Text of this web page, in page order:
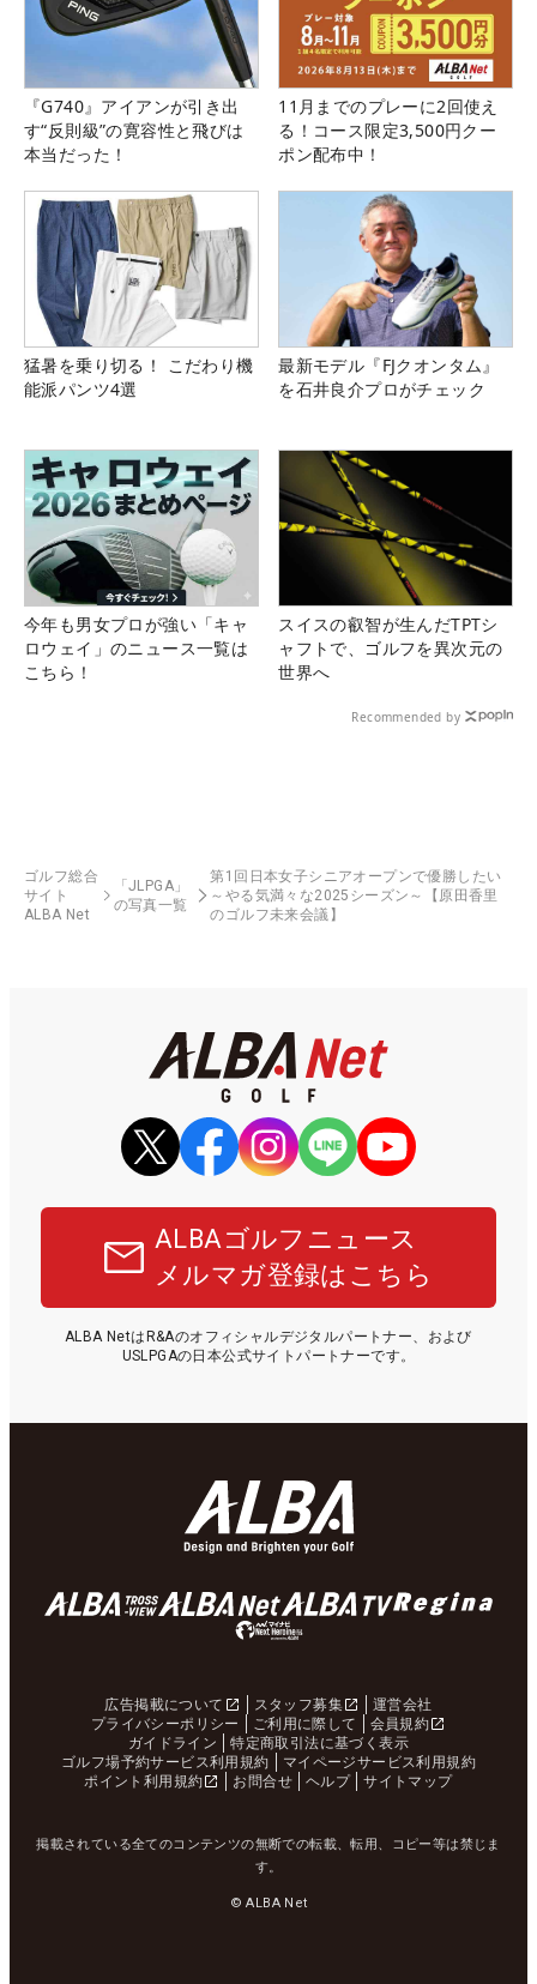
『G740』アイアンが引き出
す“反則級”の寛容性と飛びは
本当だった！
11月までのプレーに2回使え
る！コース限定3,500円クー
ポン配布中！
猛暑を乗り切る！ こだわり機
能派パンツ4選
最新モデル『FJクオンタム』
を石井良介プロがチェック
今年も男女プロが強い「キャ
ロウェイ」のニュース一覧は
こちら！
スイスの叡智が生んだTPTシ
ャフトで、ゴルフを異次元の
世界へ
Recommended by
ゴルフ総合
サイト
ALBA Net
「JLPGA」
の写真一覧
第1回日本女子シニアオープンで優勝したい
～やる気満々な2025シーズン～【原田香里
のゴルフ未来会議】
ALBAゴルフニュース
メルマガ登録はこちら
ALBA NetはR&Aのオフィシャルデジタルパートナー、および
USLPGAの日本公式サイトパートナーです。
広告掲載について スタッフ募集
運営会社
プライバシーポリシー
ご利用に際して
会員規約
ガイドライン
特定商取引法に基づく表示
ゴルフ場予約サービス利用規約
マイページサービス利用規約
ポイント利用規約
お問合せ ヘルプ サイトマップ
掲載されている全てのコンテンツの無断での転載、転用、コピー等は禁じま
す。
© ALBA Net